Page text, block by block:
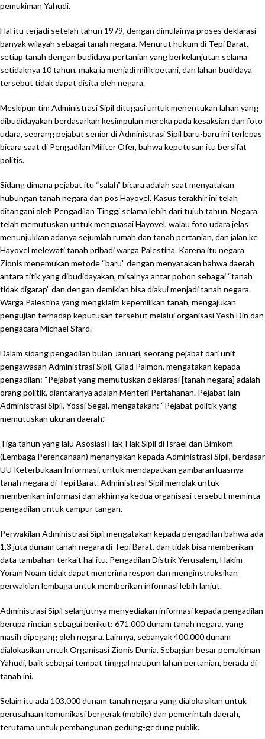
pemukiman Yahudi.
Hal itu terjadi setelah tahun 1979, dengan dimulainya proses deklarasi
banyak wilayah sebagai tanah negara. Menurut hukum di Tepi Barat,
setiap tanah dengan budidaya pertanian yang berkelanjutan selama
setidaknya 10 tahun, maka ia menjadi milik petani, dan lahan budidaya
tersebut tidak dapat disita oleh negara.
Meskipun tim Administrasi Sipil ditugasi untuk menentukan lahan yang
dibudidayakan berdasarkan kesimpulan mereka pada kesaksian dan foto
udara, seorang pejabat senior di Administrasi Sipil baru-baru ini terlepas
bicara saat di Pengadilan Militer Ofer, bahwa keputusan itu bersifat
politis.
Sidang dimana pejabat itu “salah” bicara adalah saat menyatakan
hubungan tanah negara dan pos Hayovel. Kasus terakhir ini telah
ditangani oleh Pengadilan Tinggi selama lebih dari tujuh tahun. Negara
telah memutuskan untuk menguasai Hayovel, walau foto udara jelas
menunjukkan adanya sejumlah rumah dan tanah pertanian, dan jalan ke
Hayovel melewati tanah pribadi warga Palestina. Karena itu negara
Zionis menemukan metode “baru” dengan menyatakan bahwa daerah
antara titik yang dibudidayakan, misalnya antar pohon sebagai “tanah
tidak digarap” dan dengan demikian bisa diakui menjadi tanah negara.
Warga Palestina yang mengklaim kepemilikan tanah, mengajukan
pengujian terhadap keputusan tersebut melalui organisasi Yesh Din dan
pengacara Michael Sfard.
Dalam sidang pengadilan bulan Januari, seorang pejabat dari unit
pengawasan Administrasi Sipil, Gilad Palmon, mengatakan kepada
pengadilan: “Pejabat yang memutuskan deklarasi [tanah negara] adalah
orang politik, diantaranya adalah Menteri Pertahanan. Pejabat lain
Administrasi Sipil, Yossi Segal, mengatakan: “Pejabat politik yang
memutuskan ukuran daerah.”
Tiga tahun yang lalu Asosiasi Hak-Hak Sipil di Israel dan Bimkom
(Lembaga Perencanaan) menanyakan kepada Administrasi Sipil, berdasar
UU Keterbukaan Informasi, untuk mendapatkan gambaran luasnya
tanah negara di Tepi Barat. Administrasi Sipil menolak untuk
memberikan informasi dan akhirnya kedua organisasi tersebut meminta
pengadilan untuk campur tangan.
Perwakilan Administrasi Sipil mengatakan kepada pengadilan bahwa ada
1,3 juta dunam tanah negara di Tepi Barat, dan tidak bisa memberikan
data tambahan terkait hal itu. Pengadilan Distrik Yerusalem, Hakim
Yoram Noam tidak dapat menerima respon dan menginstruksikan
perwakilan lembaga untuk memberikan informasi lebih lanjut.
Administrasi Sipil selanjutnya menyediakan informasi kepada pengadilan
berupa rincian sebagai berikut: 671.000 dunam tanah negara, yang
masih dipegang oleh negara. Lainnya, sebanyak 400.000 dunam
dialokasikan untuk Organisasi Zionis Dunia. Sebagian besar pemukiman
Yahudi, baik sebagai tempat tinggal maupun lahan pertanian, berada di
tanah ini.
Selain itu ada 103.000 dunam tanah negara yang dialokasikan untuk
perusahaan komunikasi bergerak (mobile) dan pemerintah daerah,
terutama untuk pembangunan gedung-gedung publik.